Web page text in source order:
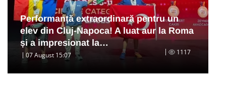
Performanță extraordinară pentru un
elev din Cluj-Napoca! A luat aur la Roma
și a impresionat la…
07 August 15:07 1117